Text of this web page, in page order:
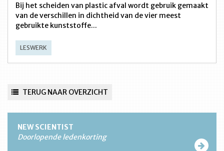
Bij het scheiden van plastic afval wordt gebruik gemaakt
van de verschillen in dichtheid van de vier meest
gebruikte kunststoffe...
LESWERK
TERUG NAAR OVERZICHT
NEW SCIENTIST
Doorlopende ledenkorting